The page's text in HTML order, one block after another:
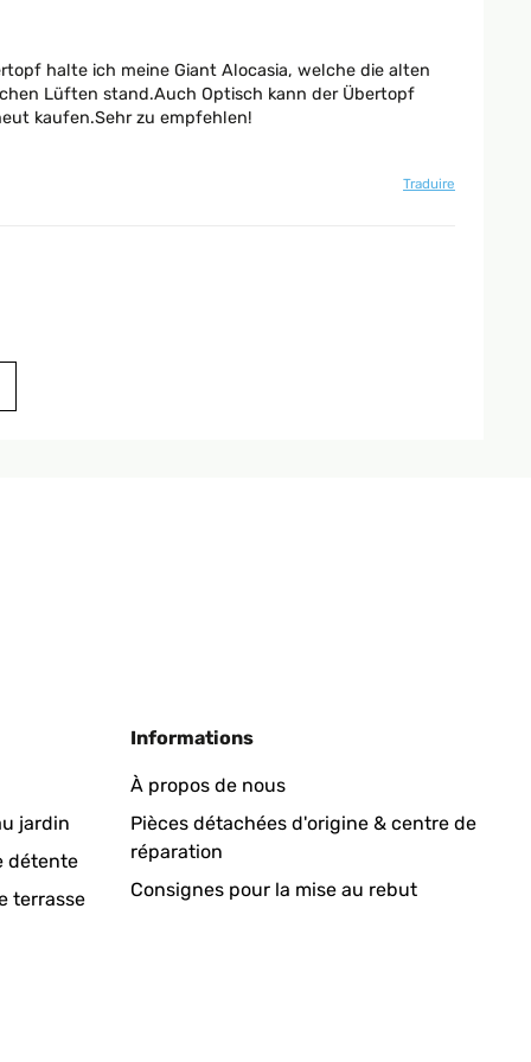
halte ich meine Giant Alocasia, welche die alten
Lüften stand.Auch Optisch kann der Übertopf
kaufen.Sehr zu empfehlen!
Traduire
jardin
détente
terrasse
Informations
À propos de nous
Pièces détachées d'origine & centre de
réparation
Consignes pour la mise au rebut